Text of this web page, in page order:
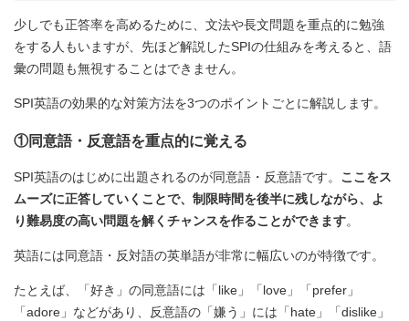
少しでも正答率を高めるために、文法や長文問題を重点的に勉強
をする人もいますが、先ほど解説したSPIの仕組みを考えると、語
彙の問題も無視することはできません。
SPI英語の効果的な対策方法を3つのポイントごとに解説します。
①同意語・反意語を重点的に覚える
SPI英語のはじめに出題されるのが同意語・反意語です。 ここをス
ムーズに正答していくことで、制限時間を後半に残しながら、よ
り難易度の高い問題を解くチャンスを作ることができます。
英語には同意語・反対語の英単語が非常に幅広いのが特徴です。
たとえば、「好き」の同意語には「like」「love」「prefer」
「adore」などがあり、反意語の「嫌う」には「hate」「dislike」